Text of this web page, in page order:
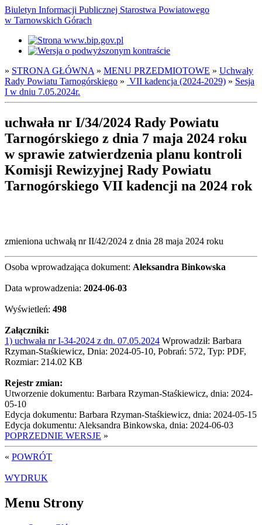
Biuletyn Informacji Publicznej Starostwa Powiatowego
w Tarnowskich Górach
» STRONA GŁÓWNA » MENU PRZEDMIOTOWE » Uchwały
Rady Powiatu Tarnogórskiego » VII kadencja (2024-2029) » Sesja
I w dniu 7.05.2024r.
uchwała nr I/34/2024 Rady Powiatu
Tarnogórskiego z dnia 7 maja 2024 roku
w sprawie zatwierdzenia planu kontroli
Komisji Rewizyjnej Rady Powiatu
Tarnogórskiego VII kadencji na 2024 rok
zmieniona uchwałą nr II/42/2024 z dnia 28 maja 2024 roku
Osoba wprowadzająca dokument: Aleksandra Binkowska
Data wprowadzenia: 2024-06-03
Wyświetleń: 498
Załączniki:
1) uchwała nr I-34-2024 z dn. 07.05.2024 Wprowadził: Barbara
Rzyman-Staśkiewicz, Dnia: 2024-05-10, Pobrań: 572, Typ: PDF,
Rozmiar: 214.02 KB
Rejestr zmian:
Utworzenie dokumentu: Barbara Rzyman-Staśkiewicz, dnia: 2024-
05-10
Edycja dokumentu: Barbara Rzyman-Staśkiewicz, dnia: 2024-05-15
Edycja dokumentu: Aleksandra Binkowska, dnia: 2024-06-03
POPRZEDNIE WERSJE »
« POWRÓT
WYDRUK
Menu Strony